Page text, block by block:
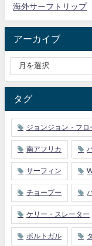
海外サーフトリップ
アーカイブ
タグ
ジョンジョン・フロ
南アフリカ
サーフィン
チョープー
ケリー・スレーター
ポルトガル